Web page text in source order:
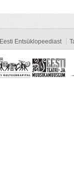
Eesti Entsüklopeediast